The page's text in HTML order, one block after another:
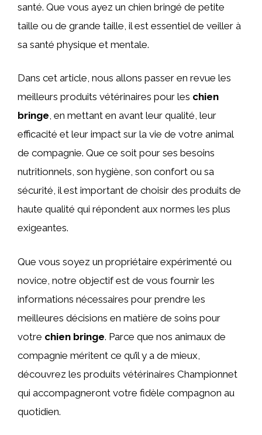
santé. Que vous ayez un chien bringé de petite
taille ou de grande taille, il est essentiel de veiller à
sa santé physique et mentale.
Dans cet article, nous allons passer en revue les
meilleurs produits vétérinaires pour les chien
bringe, en mettant en avant leur qualité, leur
efficacité et leur impact sur la vie de votre animal
de compagnie. Que ce soit pour ses besoins
nutritionnels, son hygiène, son confort ou sa
sécurité, il est important de choisir des produits de
haute qualité qui répondent aux normes les plus
exigeantes.
Que vous soyez un propriétaire expérimenté ou
novice, notre objectif est de vous fournir les
informations nécessaires pour prendre les
meilleures décisions en matière de soins pour
votre chien bringe. Parce que nos animaux de
compagnie méritent ce qu’il y a de mieux,
découvrez les produits vétérinaires Championnet
qui accompagneront votre fidèle compagnon au
quotidien.